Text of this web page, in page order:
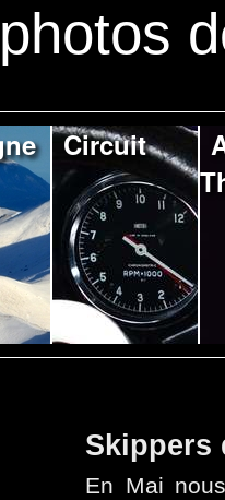
Circuit
Skippers
En Mai